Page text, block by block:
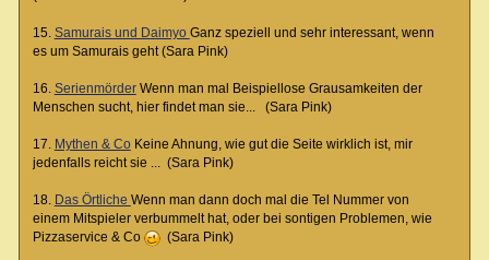
15. Samurais und Daimyo Ganz speziell und sehr interessant, wenn
es um Samurais geht (Sara Pink)
16. SerienmörderWenn man mal Beispiellose Grausamkeiten der
Menschen sucht, hier findet man sie... (Sara Pink)
17. Mythen & CoKeine Ahnung, wie gut die Seite wirklich ist, mir
jedenfalls reicht sie ... (Sara Pink)
18. Das Örtliche Wenn man dann doch mal die Tel Nummer von
einem Mitspieler verbummelt hat, oder bei sontigen Problemen, wie
Pizzaservice & Co
(Sara Pink)